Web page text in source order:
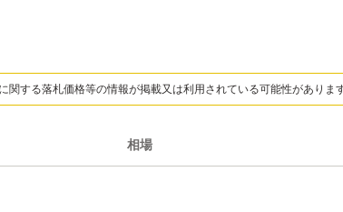
関する落札価格等の情報が掲載又は利用されている可能性がありま
相場